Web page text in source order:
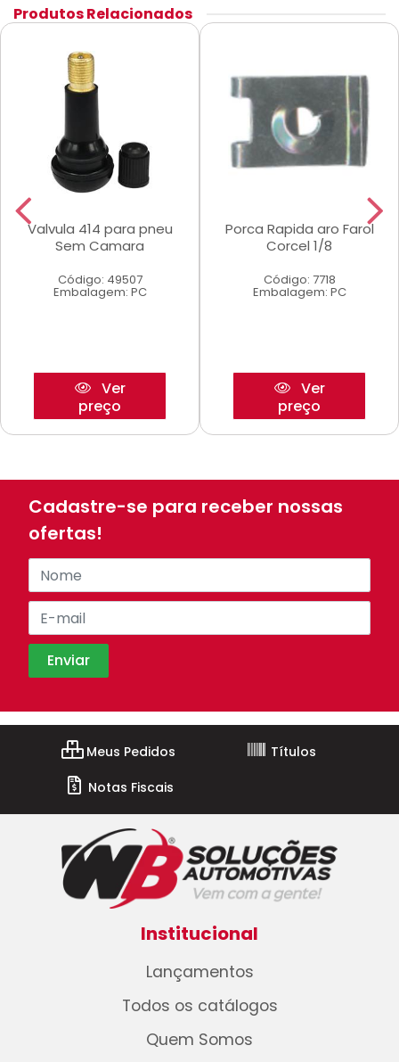
Produtos Relacionados
Valvula 414 para pneu
Sem Camara
Código: 49507
Embalagem: PC
Ver
preço
Porca Rapida aro Farol
Corcel 1/8
Código: 7718
Embalagem: PC
Ver
preço
Cadastre-se para receber nossas
ofertas!
Meus Pedidos
Títulos
Notas Fiscais
Institucional
Lançamentos
Todos os catálogos
Quem Somos